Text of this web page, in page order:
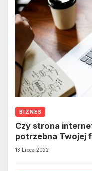
BIZNES
Czy strona
potrzebna Twojej
13 Lipca 2022